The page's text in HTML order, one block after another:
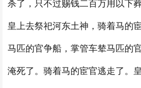
杀了，只不过赐钱二百万用以下
皇上去祭祀河东土神，骑着马的
马匹的官争船，掌管车辇马匹的
淹死了。骑着马的宦官逃走了。